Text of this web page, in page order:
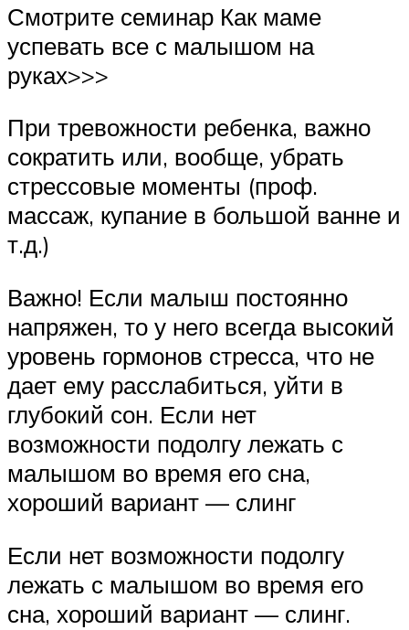
Смотрите семинар Как маме
успевать все с малышом на
руках>>>
При тревожности ребенка, важно
сократить или, вообще, убрать
стрессовые моменты (проф.
массаж, купание в большой ванне и
т.д.)
Важно! Если малыш постоянно
напряжен, то у него всегда высокий
уровень гормонов стресса, что не
дает ему расслабиться, уйти в
глубокий сон. Если нет
возможности подолгу лежать с
малышом во время его сна,
хороший вариант — слинг
Если нет возможности подолгу
лежать с малышом во время его
сна, хороший вариант — слинг.